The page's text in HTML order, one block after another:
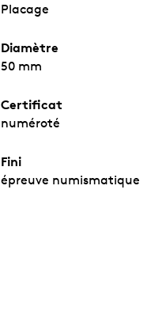
Placage
Diamètre
50 mm
Certificat
numéroté
Fini
épreuve numismatique